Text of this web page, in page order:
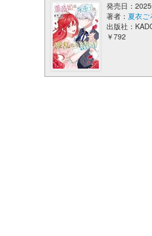
発売日：
著者： 夏衣ご
出版社：
￥792